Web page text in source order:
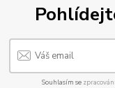
Souhlasím se